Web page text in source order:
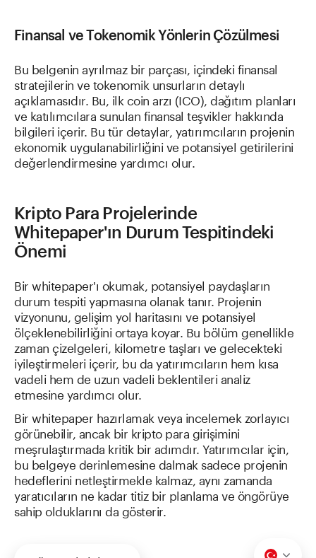
Finansal ve Tokenomik Yönlerin Çözülmesi
Bu belgenin ayrılmaz bir parçası, içindeki finansal
stratejilerin ve tokenomik unsurların detaylı
açıklamasıdır. Bu, ilk coin arzı (ICO), dağıtım planları
ve katılımcılara sunulan finansal teşvikler hakkında
bilgileri içerir. Bu tür detaylar, yatırımcıların projenin
ekonomik uygulanabilirliğini ve potansiyel getirilerini
değerlendirmesine yardımcı olur.
Kripto Para Projelerinde
Whitepaper'ın Durum Tespitindeki
Önemi
Bir whitepaper'ı okumak, potansiyel paydaşların
durum tespiti yapmasına olanak tanır. Projenin
vizyonunu, gelişim yol haritasını ve potansiyel
ölçeklenebilirliğini ortaya koyar. Bu bölüm genellikle
zaman çizelgeleri, kilometre taşları ve gelecekteki
iyileştirmeleri içerir, bu da yatırımcıların hem kısa
vadeli hem de uzun vadeli beklentileri analiz
etmesine yardımcı olur.
Bir whitepaper hazırlamak veya incelemek zorlayıcı
görünebilir, ancak bir kripto para girişimini
meşrulaştırmada kritik bir adımdır. Yatırımcılar için,
bu belgeye derinlemesine dalmak sadece projenin
hedeflerini netleştirmekle kalmaz, aynı zamanda
yaratıcıların ne kadar titiz bir planlama ve öngörüye
sahip olduklarını da gösterir.